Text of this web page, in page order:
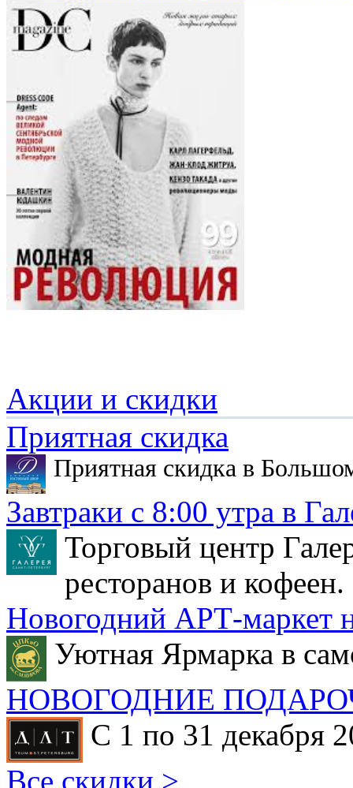
Акции и скидки
Приятная скидка
Приятная скидка в
Завтраки с 8:00 утра в
Торговый центр
ресторанов и кофеен.
Новогодний АРТ-маркет
Уютная Ярмарка в
НОВОГОДНИЕ
С 1 по 31 декабря
Все скидки >